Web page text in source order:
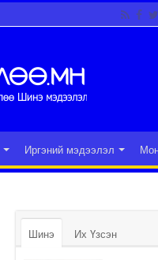
Иргэний мэдээлэл
Шинэ Их Үзсэн